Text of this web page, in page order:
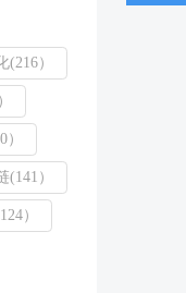
(216）
(141）
）